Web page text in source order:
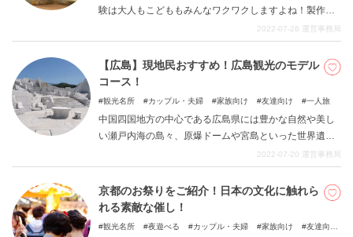
験は大人もこどももみんなワクワクしますよね！製作す
る楽しい時間を共有できるだけではなく、形として残る
ので、思い出づくりにピッタリです。今回は広島で体験
できるものづくりを４つご紹介します。友だちや家族、
大切な人と一緒に行ってみてください。
2022-07-26 運営事務局
【広島】現地民おすすめ！広島観光のモデル
コース！
観光名所 カップル・夫婦 家族向け 友達向け 一人旅
中国四国地方の中心である広島県には豊かな自然や美し
い瀬戸内海の島々、原爆ドームや宮島といった世界遺産
など数多くの観光地があります。ゴールデンウイークや
長期休暇などで国内外を問わずたくさんの観光客で賑わ
っています。魅力的な観光地が多いのでどこをどのよう
に回ったらいいのか悩む方もいらっしゃると思います。
2022-07-20 運営事務局
京都のお祭りをご紹介！日本の文化に触れら
れる素敵な催し！
観光名所 夜遊べる カップル・夫婦 家族向け
友達向